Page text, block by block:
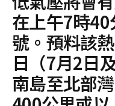
在上午7時
號。預料該
日（7月2日
南島至北部